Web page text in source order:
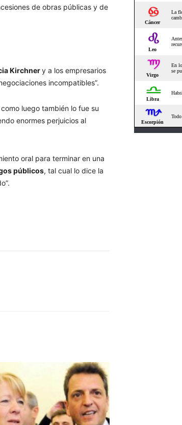
de obras públicas y de
Kirchnery a los empresarios
incompatibles”.
luego también lo fue su
enormes perjuicios al
oral para terminar en una
públicos, tal cual lo dice la